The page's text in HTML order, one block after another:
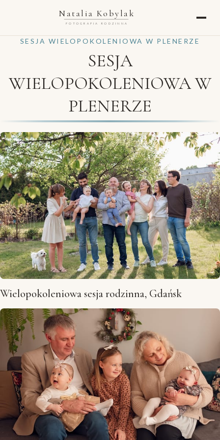
Natalia Kobylak
FOTOGRAFIA RODZINNA
SESJA WIELOPOKOLENIOWA W PLENERZE
SESJA
WIELOPOKOLENIOWA W
PLENERZE
Wielopokoleniowa sesja rodzinna, Gdańsk